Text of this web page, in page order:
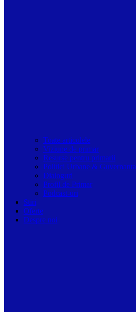
Toate articolele
Viziune de primar
Resurse pentru primarii
Politici Urbane & Guvernanta
Dialoguri
Profil de Primar
Podcast-uri
Stiri
Oferte
Despre noi